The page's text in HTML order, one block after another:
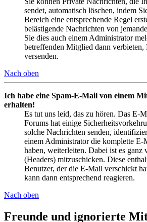
sendet, automatisch löschen, indem
Bereich eine entsprechende Regel
belästigende Nachrichten von
Sie dies auch einem Administrator
betreffenden Mitglied dann verbieten,
versenden.
Nach oben
Ich habe eine Spam-E-Mail von einem
erhalten!
Es tut uns leid, das zu hören. Das E-
Forums hat einige
solche Nachrichten senden,
einem Administrator die komplette E-
haben, weiterleiten. Dabei ist es
(Headers) mitzuschicken. Diese
Benutzer, der die E-Mail verschickt
kann dann entsprechend reagieren.
Nach oben
Freunde und ignorierte